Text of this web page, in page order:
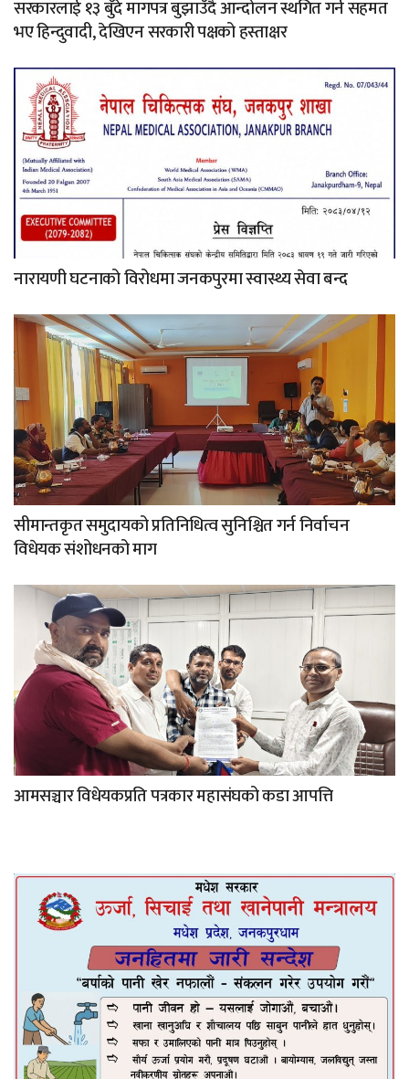
सरकारलाई १३ बुँदे मागपत्र बुझाउँदै आन्दोलन स्थगित गर्न सहमत
भए हिन्दुवादी, देखिएन सरकारी पक्षको हस्ताक्षर
नारायणी घटनाको विरोधमा जनकपुरमा स्वास्थ्य सेवा बन्द
सीमान्तकृत समुदायको प्रतिनिधित्व सुनिश्चित गर्न निर्वाचन
विधेयक संशोधनको माग
आमसञ्चार विधेयकप्रति पत्रकार महासंघको कडा आपत्ति